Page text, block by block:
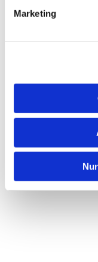
Marketing